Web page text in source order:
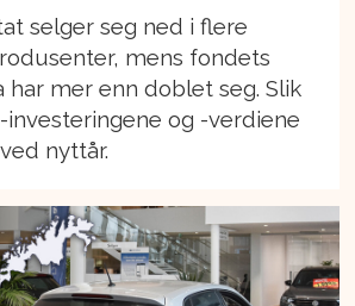
selger seg ned i flere
mens fondets
har mer enn doblet seg. Slik
investeringene og -verdiene
nyttår.